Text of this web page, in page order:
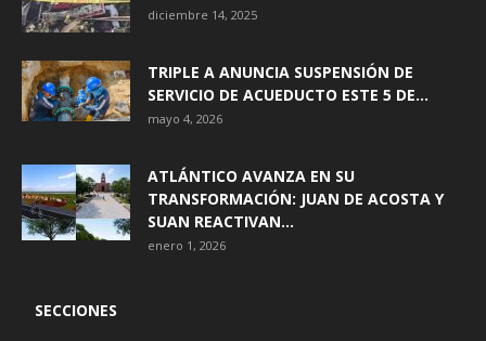
diciembre 14, 2025
TRIPLE A ANUNCIA SUSPENSIÓN DE
SERVICIO DE ACUEDUCTO ESTE 5 DE...
mayo 4, 2026
ATLÁNTICO AVANZA EN SU
TRANSFORMACIÓN: JUAN DE ACOSTA Y
SUAN REACTIVAN...
enero 1, 2026
SECCIONES